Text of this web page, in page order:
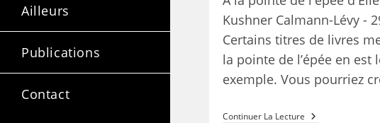
Ailleurs
Publications
Contact
Kushner Calmann-Lévy -
Certains titres de livres
la pointe de l’épée en est
exemple. Vous pourriez
Continuer La Lecture